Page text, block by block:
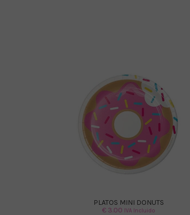
PLATOS MINI DONUTS
€ 3.00 IVA Incluido